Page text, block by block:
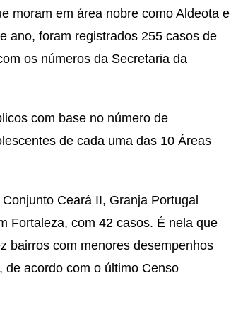
moram em área nobre como Aldeota e
ano, foram registrados 255 casos de
os números da Secretaria da
com base no número de
de cada uma das 10 Áreas
Ceará II, Granja Portugal
Fortaleza, com 42 casos. É nela que
bairros com menores desempenhos
acordo com o último Censo